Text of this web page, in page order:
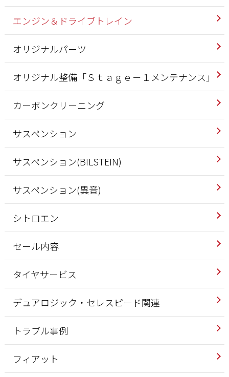
エンジン＆ドライブトレイン
オリジナルパーツ
オリジナル整備「Ｓｔａｇｅ－１メンテナンス」
カーボンクリーニング
サスペンション
サスペンション(BILSTEIN)
サスペンション(異音)
シトロエン
セール内容
タイヤサービス
デュアロジック・セレスピード関連
トラブル事例
フィアット